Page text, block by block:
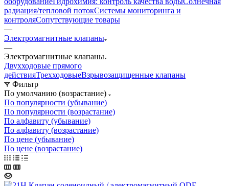
радиация/тепловой потокСистемы мониторинга и
контроляСопутствующие товары
—
Электромагнитные клапаны
—
Электромагнитные клапаны
Двухходовые прямого
действияТрехходовыеВзрывозащищенные клапаны
Фильтр
По умолчанию (возрастание)
По популярности (убывание)
По популярности (возрастание)
По алфавиту (убывание)
По алфавиту (возрастание)
По цене (убывание)
По цене (возрастание)